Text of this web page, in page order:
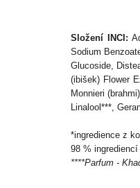
Složení INCI:
Sodium
Glucoside,
(ibišek) Flower
Monnieri
Linalool***,
*ingredience z
98 %
****Parfum -